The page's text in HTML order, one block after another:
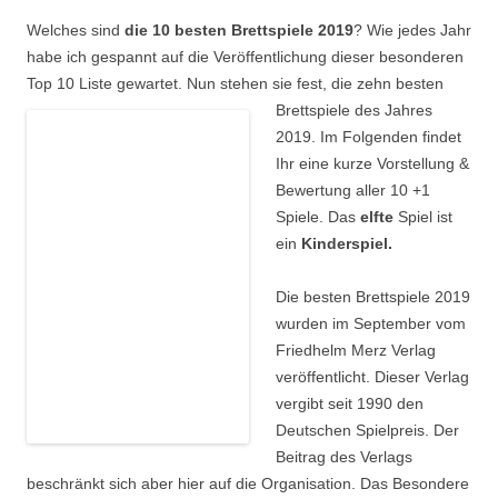
Welches sind die 10 besten Brettspiele 2019? Wie jedes Jahr
habe ich gespannt auf die Veröffentlichung dieser besonderen
Top 10 Liste gewartet. Nun stehen sie fest, die zehn besten
Brettspiele des Jahres
2019. Im Folgenden findet
Ihr eine kurze Vorstellung &
Bewertung aller 10 +1
Spiele. Das elfte Spiel ist
ein Kinderspiel.
Die besten Brettspiele 2019
wurden im September vom
Friedhelm Merz Verlag
veröffentlicht. Dieser Verlag
vergibt seit 1990 den
Deutschen Spielpreis. Der
Beitrag des Verlags
beschränkt sich aber hier auf die Organisation. Das Besondere